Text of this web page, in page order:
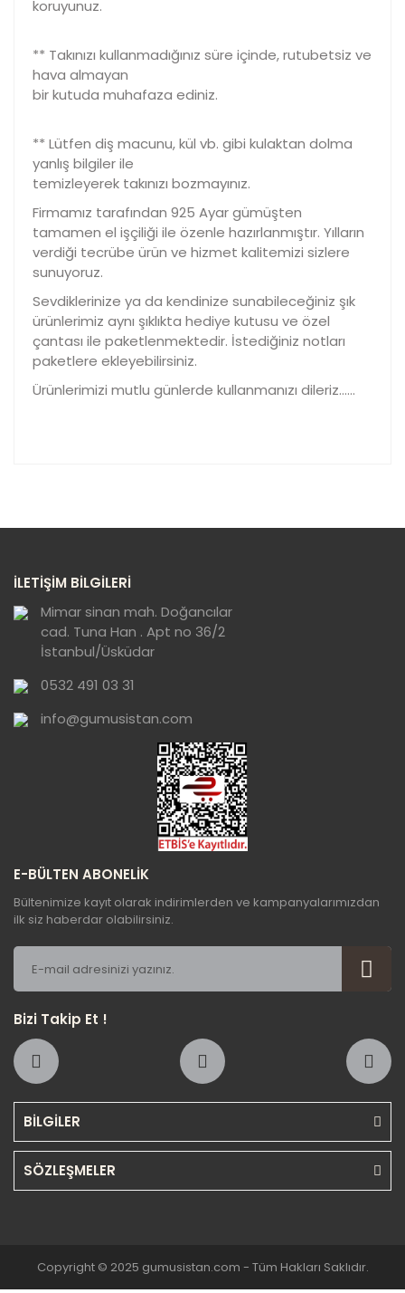
koruyunuz.
** Takınızı kullanmadığınız süre içinde, rutubetsiz ve
hava almayan
bir kutuda muhafaza ediniz.
** Lütfen diş macunu, kül vb. gibi kulaktan dolma
yanlış bilgiler ile
temizleyerek takınızı bozmayınız.
Firmamız tarafından 925 Ayar gümüşten
tamamen el işçiliği ile özenle hazırlanmıştır. Yılların
verdiği tecrübe ürün ve hizmet kalitemizi sizlere
sunuyoruz.
Sevdiklerinize ya da kendinize sunabileceğiniz şık
ürünlerimiz aynı şıklıkta hediye kutusu ve özel
çantası ile paketlenmektedir. İstediğiniz notları
paketlere ekleyebilirsiniz.
Ürünlerimizi mutlu günlerde kullanmanızı dileriz……
görüntülenemiyor.
Ürün açıklamasında eksik bilgiler bulunuyor.
Ürün bilgilerinde hatalar bulunuyor.
Ürün fiyatı diğer sitelerden daha pahalı.
Bu ürüne benzer farklı alternatifler olmalı.
Gönder
İLETİŞİM BİLGİLERİ
Mimar sinan mah. Doğancılar
cad. Tuna Han . Apt no 36/2
İstanbul/Üsküdar
0532 491 03 31
info@gumusistan.com
BİLGİLER
SÖZLEŞMELER
E-BÜLTEN ABONELİK
Bültenimize kayıt olarak indirimlerden ve kampanyalarımızdan
ilk siz haberdar olabilirsiniz.
Bizi Takip Et !
Copyright © 2025 gumusistan.com - Tüm Hakları Saklıdır.